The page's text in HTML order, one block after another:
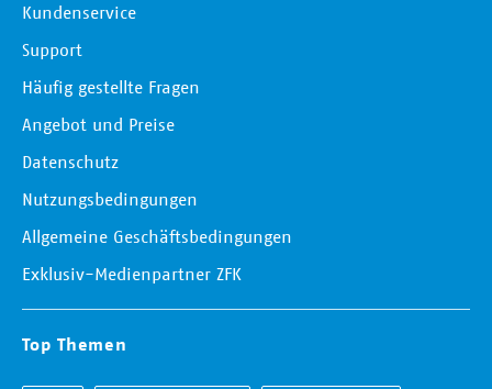
Kundenservice
Support
Häufig gestellte Fragen
Angebot und Preise
Datenschutz
Nutzungsbedingungen
Allgemeine Geschäftsbedingungen
Exklusiv-Medienpartner ZFK
Top Themen